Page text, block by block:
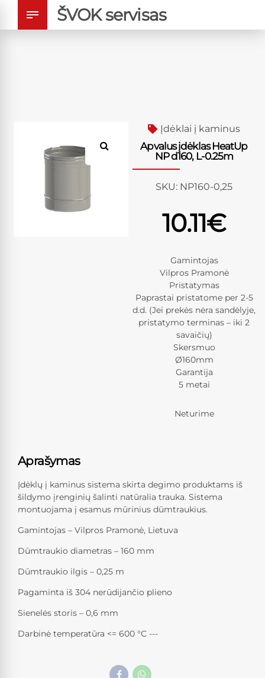
ŠVOK servisas
Įdėklai į kaminus
Apvalus įdėklas HeatUp
NP d160, L-0.25m
SKU: NP160-0,25
10.11€
Gamintojas
Vilpros Pramonė
Pristatymas
Paprastai pristatome per 2-5
d.d. (Jei prekės nėra sandėlyje,
pristatymo terminas – iki 2
savaičių)
Skersmuo
Ø160mm
Garantija
5 metai
Neturime
Aprašymas
Įdėklų į kaminus sistema skirta degimo produktams iš
šildymo įrenginių šalinti natūralia trauka. Sistema
montuojama į esamus mūrinius dūmtraukius.
Gamintojas – Vilpros Pramonė, Lietuva
Dūmtraukio diametras – 160 mm
Dūmtraukio ilgis – 0,25 m
Pagaminta iš 304 nerūdijančio plieno
Sienelės storis – 0,6 mm
Darbinė temperatūra <= 600 °C ---